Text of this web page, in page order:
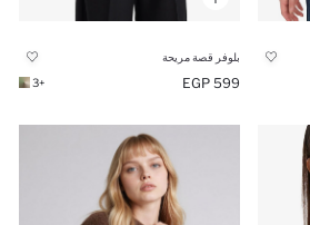
بلوفر قصة مريحة
599 EGP
+3